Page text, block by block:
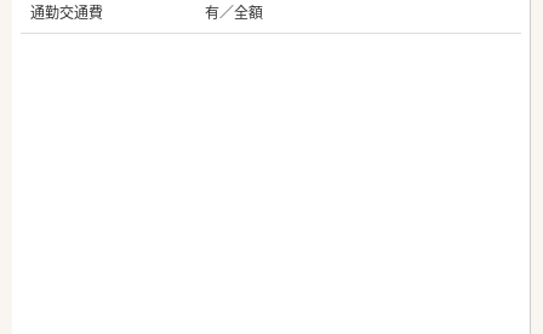
通勤交通費
有／全額